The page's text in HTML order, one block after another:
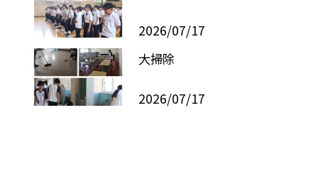
2026/07/17
大掃除
2026/07/17